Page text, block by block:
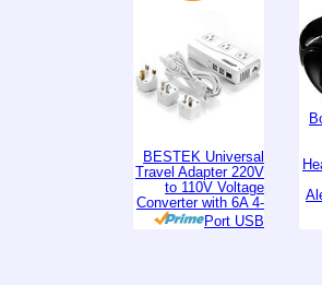
BESTEK Universal
Travel Adapter 220V
to 110V Voltage
Converter with 6A 4-
Port USB